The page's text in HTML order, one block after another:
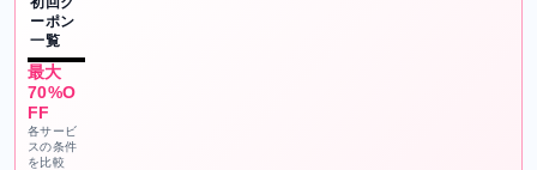
ーポン
一覧
最大
70%O
FF
各サービ
スの条件
を比較